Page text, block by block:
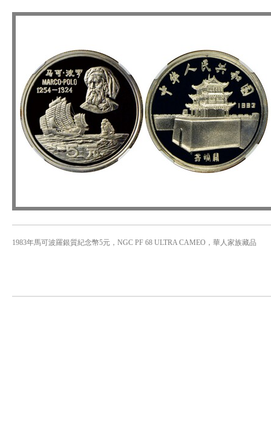
1983年馬可波羅銀質紀念幣5元，NGC PF 68 ULTRA CAMEO，華人家族藏品